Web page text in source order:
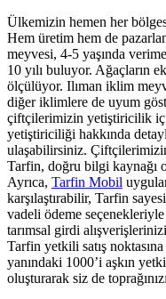
Ülkemizin hemen her
Hem üretim hem de
meyvesi, 4-5 yaşında
10 yılı buluyor. Ağaçların
ölçülüyor. Ilıman iklim
diğer iklimlere de uyum
çiftçilerimizin yetiştiricilik
yetiştiriciliği hakkında
ulaşabilirsiniz. Çiftçilerimizin
Tarfin, doğru bilgi kaynağı
Ayrıca, Tarfin Mobil
karşılaştırabilir, Tarfin
vadeli ödeme
tarımsal girdi
Tarfin yetkili satış
yanındaki 1000’i aşkın
oluşturarak siz de